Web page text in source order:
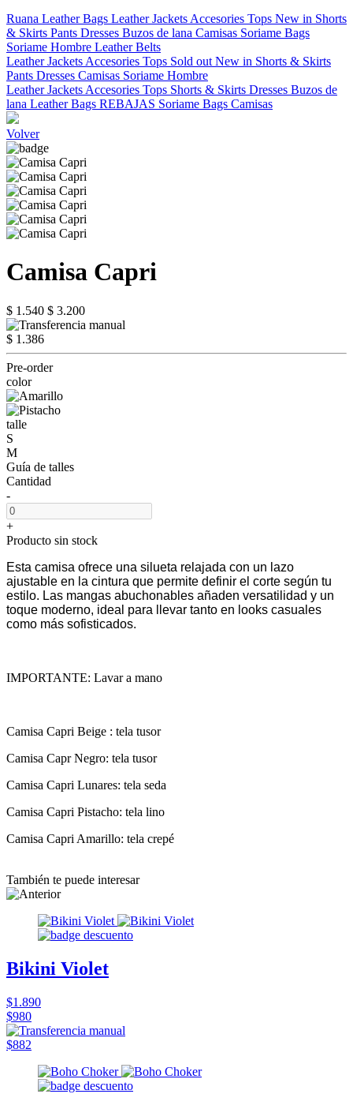
Ruana Leather Bags Leather Jackets Accesories Tops New in Shorts
& Skirts Pants Dresses Buzos de lana Camisas Soriame Bags
Soriame Hombre Leather Belts
Leather Jackets Accesories Tops Sold out New in Shorts & Skirts
Pants Dresses Camisas Soriame Hombre
Leather Jackets Accesories Tops Shorts & Skirts Dresses Buzos de
lana Leather Bags REBAJAS Soriame Bags Camisas
Volver
Camisa Capri
$ 1.540 $ 3.200
$ 1.386
Pre-order
color
talle
S
M
Guía de talles
Cantidad
-
+
Producto sin stock
Esta camisa ofrece una silueta relajada con un lazo
ajustable en la cintura que permite definir el corte según tu
estilo. Las mangas abuchonables añaden versatilidad y un
toque moderno, ideal para llevar tanto en looks casuales
como más sofisticados.
IMPORTANTE: Lavar a mano
Camisa Capri Beige : tela tusor
Camisa Capr Negro: tela tusor
Camisa Capri Lunares: tela seda
Camisa Capri Pistacho: tela lino
Camisa Capri Amarillo: tela crepé
También te puede interesar
Bikini Violet
$1.890
$980
$882